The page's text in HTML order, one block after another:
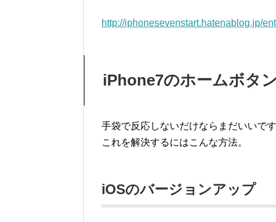
http://iphonesevenstart.hatenablog.jp/
iPhone7のホームボタ
手袋で反応しないだけならまだいいで
これを解決するにはこんな方法。
iOSのバージョンアップ